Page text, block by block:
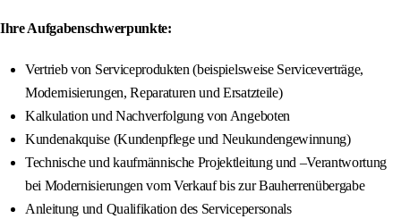
Ihre Aufgabenschwerpunkte:
Vertrieb von Serviceprodukten (beispielsweise Serviceverträge,
Modernisierungen, Reparaturen und Ersatzteile)
Kalkulation und Nachverfolgung von Angeboten
Kundenakquise (Kundenpflege und Neukundengewinnung)
Technische und kaufmännische Projektleitung und –Verantwortung
bei Modernisierungen vom Verkauf bis zur Bauherrenübergabe
Anleitung und Qualifikation des Servicepersonals